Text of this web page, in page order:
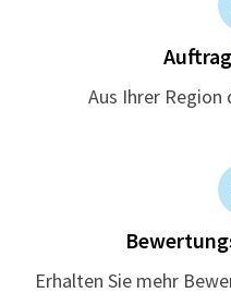
Aus Ihrer
Erhalten Sie mehr